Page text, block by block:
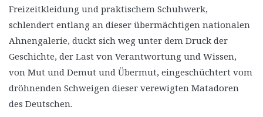
Freizeitkleidung und praktischem Schuhwerk,
schlendert entlang an dieser übermächtigen nationalen
Ahnengalerie, duckt sich weg unter dem Druck der
Geschichte, der Last von Verantwortung und Wissen,
von Mut und Demut und Übermut, eingeschüchtert vom
dröhnenden Schweigen dieser verewigten Matadoren
des Deutschen.